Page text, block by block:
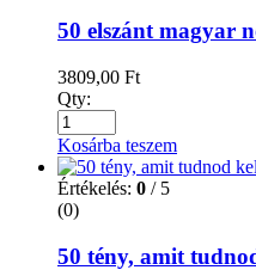
50 elszánt magyar
3809,00 Ft
Qty:
Kosárba teszem
Értékelés: 0 / 5
(0)
50 tény, amit